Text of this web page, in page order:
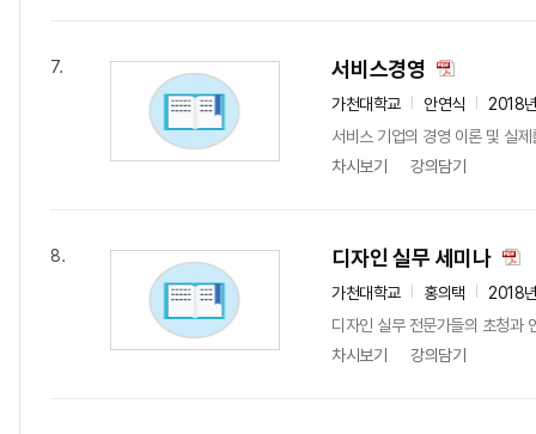
7. 서비스경영
가천대학교 안연식
2018
서비스 기업의 경영 이론 및 실
차시보기
강의담기
8. 디자인 실무 세미나
가천대학교 홍의택
2018
디자인 실무 전문가들의 초청과
차시보기
강의담기